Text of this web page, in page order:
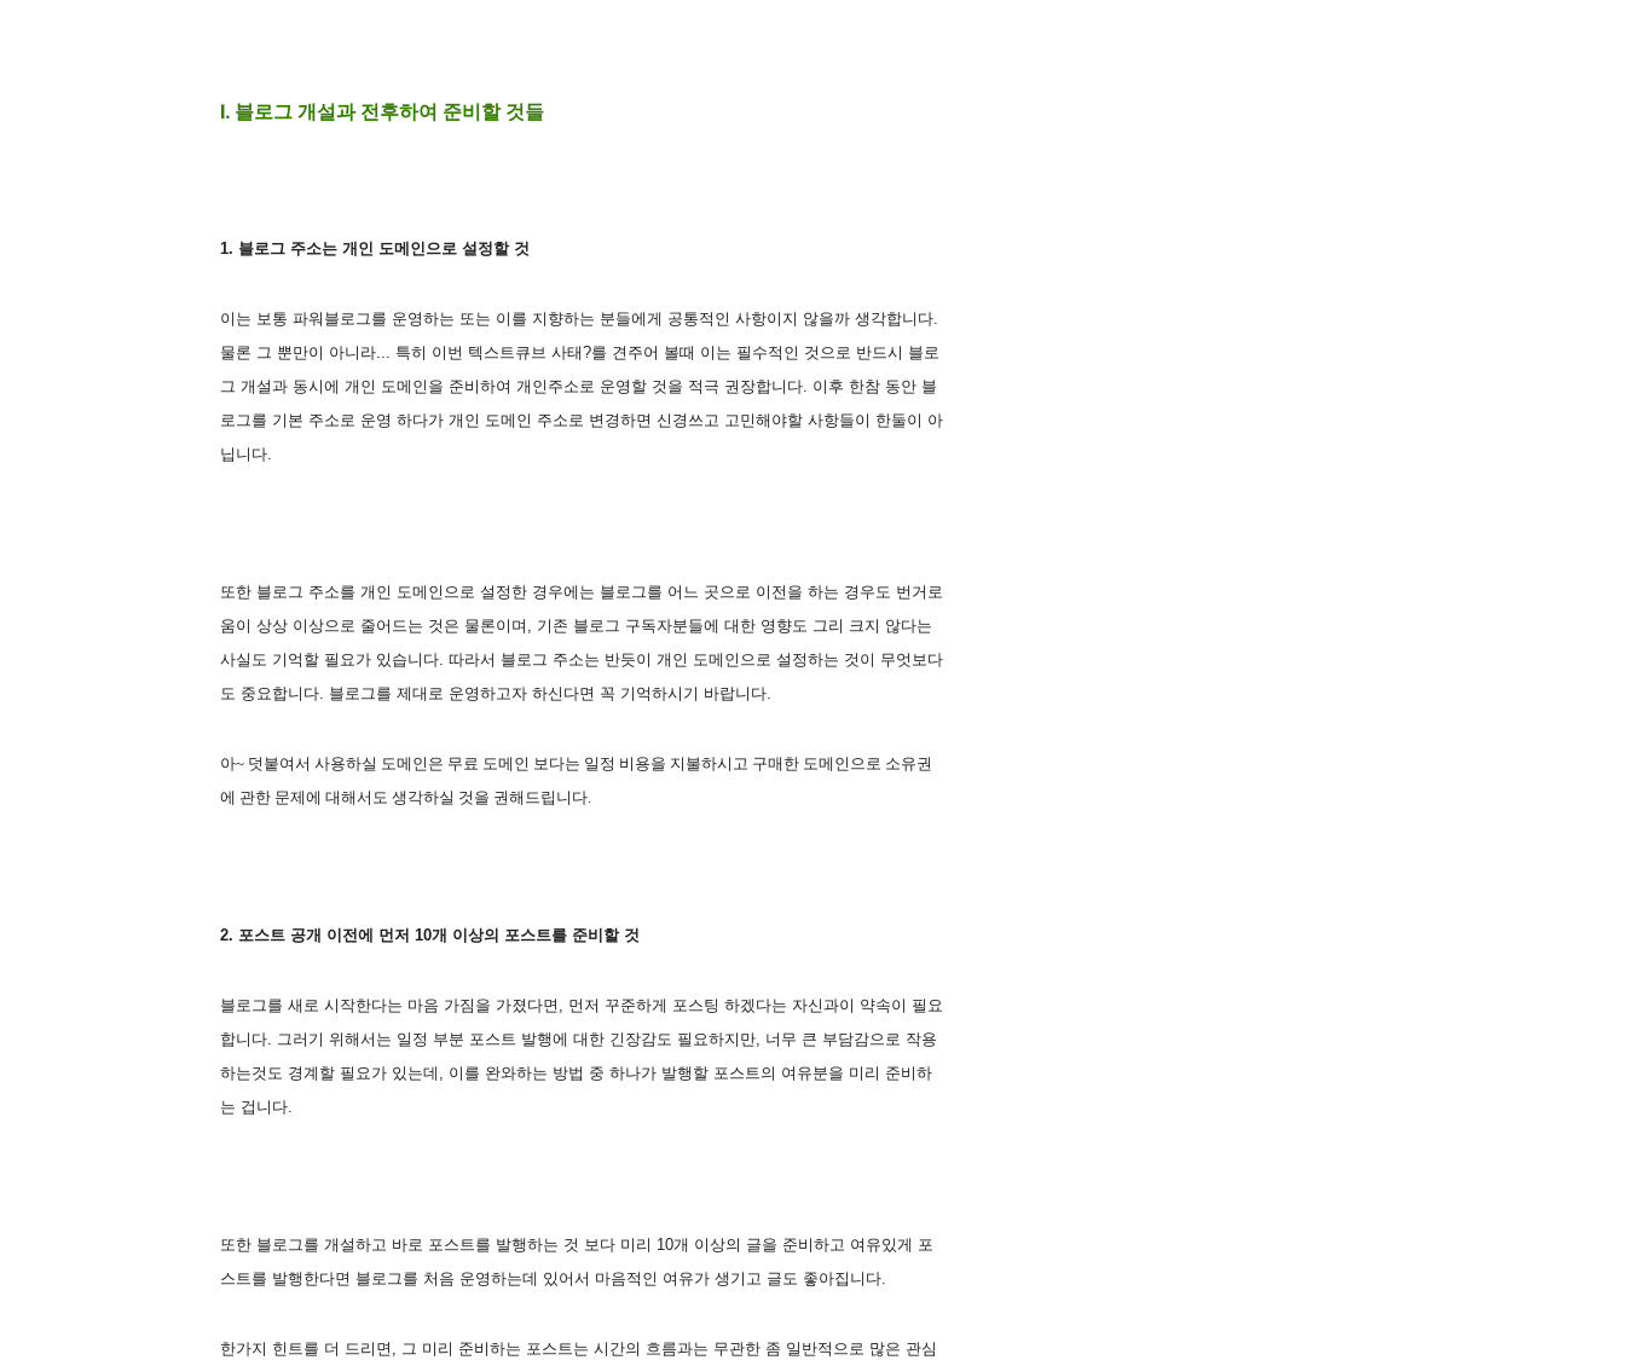
I. 블로그 개설과 전후하여 준비할 것들
1. 블로그 주소는 개인 도메인으로 설정할 것
이는 보통 파워블로그를 운영하는 또는 이를 지향하는 분들에게 공통적인 사항이지 않을까 생각합니다.
물론 그 뿐만이 아니라... 특히 이번 텍스트큐브 사태?를 견주어 볼때 이는 필수적인 것으로 반드시 블로
그 개설과 동시에 개인 도메인을 준비하여 개인주소로 운영할 것을 적극 권장합니다. 이후 한참 동안 블
로그를 기본 주소로 운영 하다가 개인 도메인 주소로 변경하면 신경쓰고 고민해야할 사항들이 한둘이 아
닙니다.
또한 블로그 주소를 개인 도메인으로 설정한 경우에는 블로그를 어느 곳으로 이전을 하는 경우도 번거로
움이 상상 이상으로 줄어드는 것은 물론이며, 기존 블로그 구독자분들에 대한 영향도 그리 크지 않다는
사실도 기억할 필요가 있습니다. 따라서 블로그 주소는 반듯이 개인 도메인으로 설정하는 것이 무엇보다
도 중요합니다. 블로그를 제대로 운영하고자 하신다면 꼭 기억하시기 바랍니다.
아~ 덧붙여서 사용하실 도메인은 무료 도메인 보다는 일정 비용을 지불하시고 구매한 도메인으로 소유권
에 관한 문제에 대해서도 생각하실 것을 권해드립니다.
2. 포스트 공개 이전에 먼저 10개 이상의 포스트를 준비할 것
블로그를 새로 시작한다는 마음 가짐을 가졌다면, 먼저 꾸준하게 포스팅 하겠다는 자신과이 약속이 필요
합니다. 그러기 위해서는 일정 부분 포스트 발행에 대한 긴장감도 필요하지만, 너무 큰 부담감으로 작용
하는것도 경계할 필요가 있는데, 이를 완와하는 방법 중 하나가 발행할 포스트의 여유분을 미리 준비하
는 겁니다.
또한 블로그를 개설하고 바로 포스트를 발행하는 것 보다 미리 10개 이상의 글을 준비하고 여유있게 포
스트를 발행한다면 블로그를 처음 운영하는데 있어서 마음적인 여유가 생기고 글도 좋아집니다.
한가지 힌트를 더 드리면, 그 미리 준비하는 포스트는 시간의 흐름과는 무관한 좀 일반적으로 많은 관심